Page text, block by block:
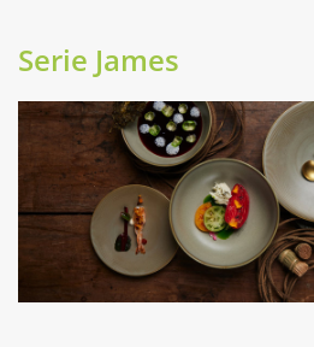
Gedeckter Tisch
Buffet
Fingerfood
Serie James